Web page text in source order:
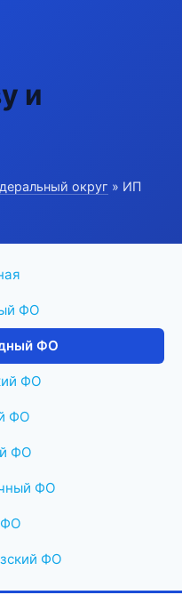
и
округ » ИП
ФО
ФО
ФО
ФО
ФО
ФО
ФО